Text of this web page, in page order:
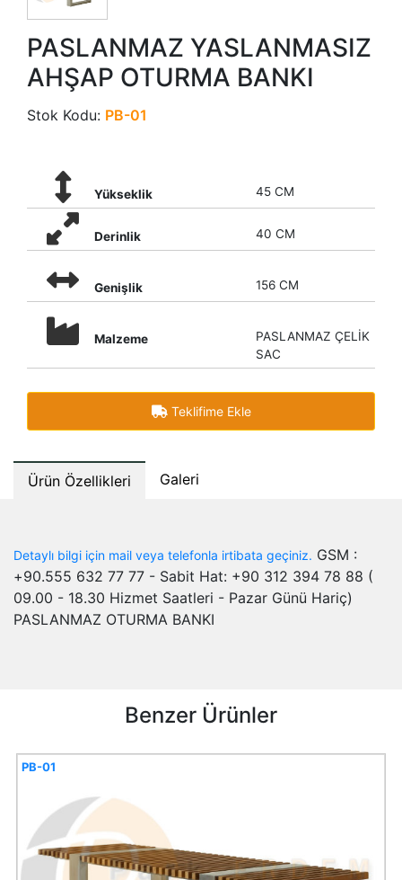
PASLANMAZ YASLANMASIZ
AHŞAP OTURMA BANKI
Stok Kodu: PB-01
Yükseklik 45 CM
Derinlik 40 CM
Genişlik 156 CM
Malzeme
PASLANMAZ ÇELİK
SAC
Teklifime Ekle
Ürün Özellikleri Galeri
Detaylı bilgi için mail veya telefonla irtibata geçiniz. GSM :
+90.555 632 77 77 - Sabit Hat: +90 312 394 78 88 (
09.00 - 18.30 Hizmet Saatleri - Pazar Günü Hariç)
PASLANMAZ OTURMA BANKI
Benzer Ürünler
PB-01